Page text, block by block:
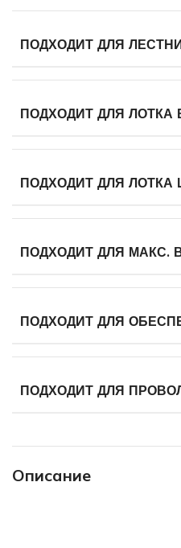
ПОДХОДИТ ДЛЯ
ПОДХОДИТ ДЛЯ ЛОТКА
ПОДХОДИТ ДЛЯ ЛОТКА
ПОДХОДИТ ДЛЯ МАКС.
ПОДХОДИТ ДЛЯ
ПОДХОДИТ ДЛЯ
Описание